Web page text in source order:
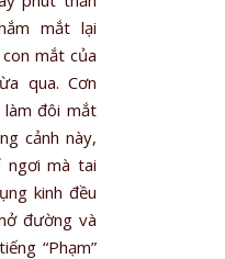
mắt lại
mắt của
qua. Cơn
làm đôi mắt
cảnh này,
ngơi mà tai
kinh đều
đường và
“Phạm”